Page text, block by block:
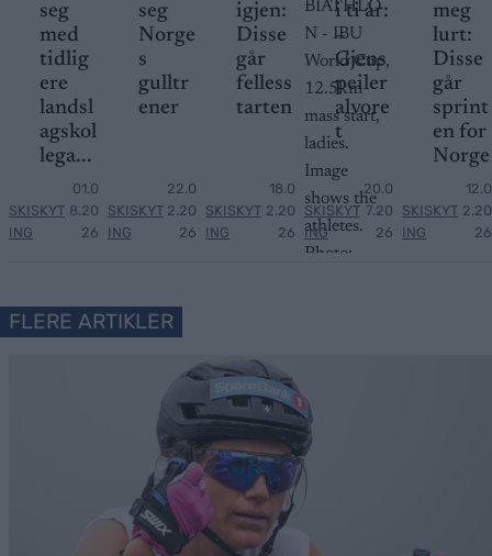
seg
med
tidlig
ere
landsl
agskol
lega...
SKISKYT
ING
01.0
8.20
26
seg
Norge
s
gulltr
ener
SKISKYT
ING
22.0
2.20
26
igjen:
Disse
går
felless
tarten
SKISKYT
ING
18.0
2.20
26
i ti år:
–
Gjens
peiler
alvore
t
SKISKYT
ING
20.0
7.20
26
meg
lurt:
Disse
går
sprint
en for
Norge
SKISKYT
ING
12.0
2.20
26
FLERE ARTIKLER